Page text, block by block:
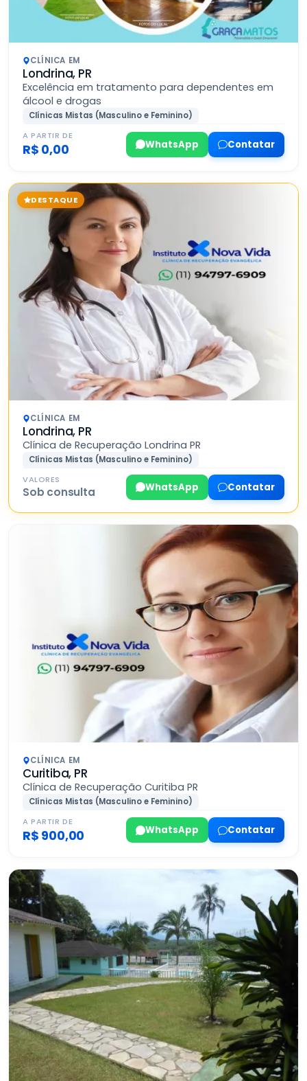
CLÍNICA EM
Londrina, PR
Excelência em tratamento para dependentes em
álcool e drogas
Clínicas Mistas (Masculino e Feminino)
A PARTIR DE
R$ 0,00 WhatsApp Contatar
DESTAQUE
CLÍNICA EM
Londrina, PR
Clínica de Recuperação Londrina PR
Clínicas Mistas (Masculino e Feminino)
VALORES
Sob consulta WhatsApp Contatar
CLÍNICA EM
Curitiba, PR
Clínica de Recuperação Curitiba PR
Clínicas Mistas (Masculino e Feminino)
A PARTIR DE
R$ 900,00 WhatsApp Contatar